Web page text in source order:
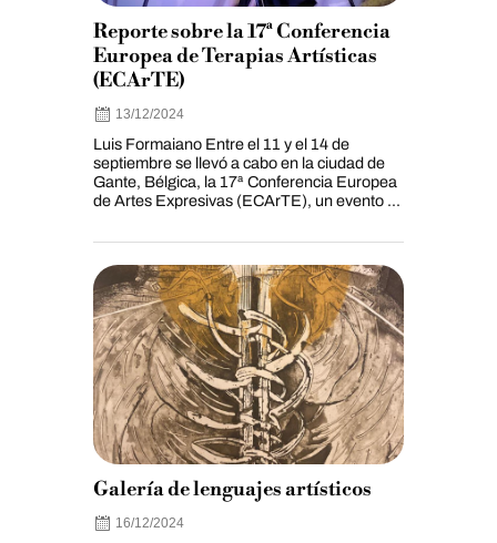
Reporte sobre la 17ª Conferencia
Europea de Terapias Artísticas
(ECArTE)
13/12/2024
Luis Formaiano Entre el 11 y el 14 de
septiembre se llevó a cabo en la ciudad de
Gante, Bélgica, la 17ª Conferencia Europea
de Artes Expresivas (ECArTE), un evento ...
Galería de lenguajes artísticos
16/12/2024